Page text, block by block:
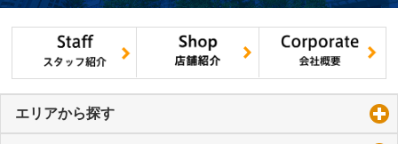
エリアから探す